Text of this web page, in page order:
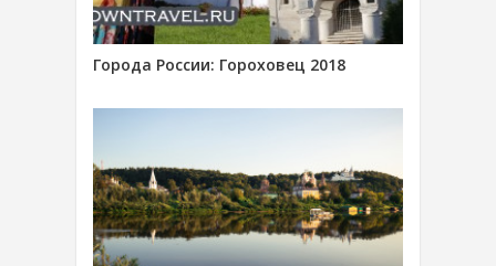
Города России: Гороховец 2018